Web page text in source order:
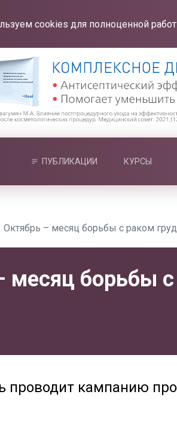
cookies для полноценной
ПУБЛИКАЦИИ КУРСЫ
Октябрь – месяц борьбы с раком
месяц борьбы
проводит кампанию